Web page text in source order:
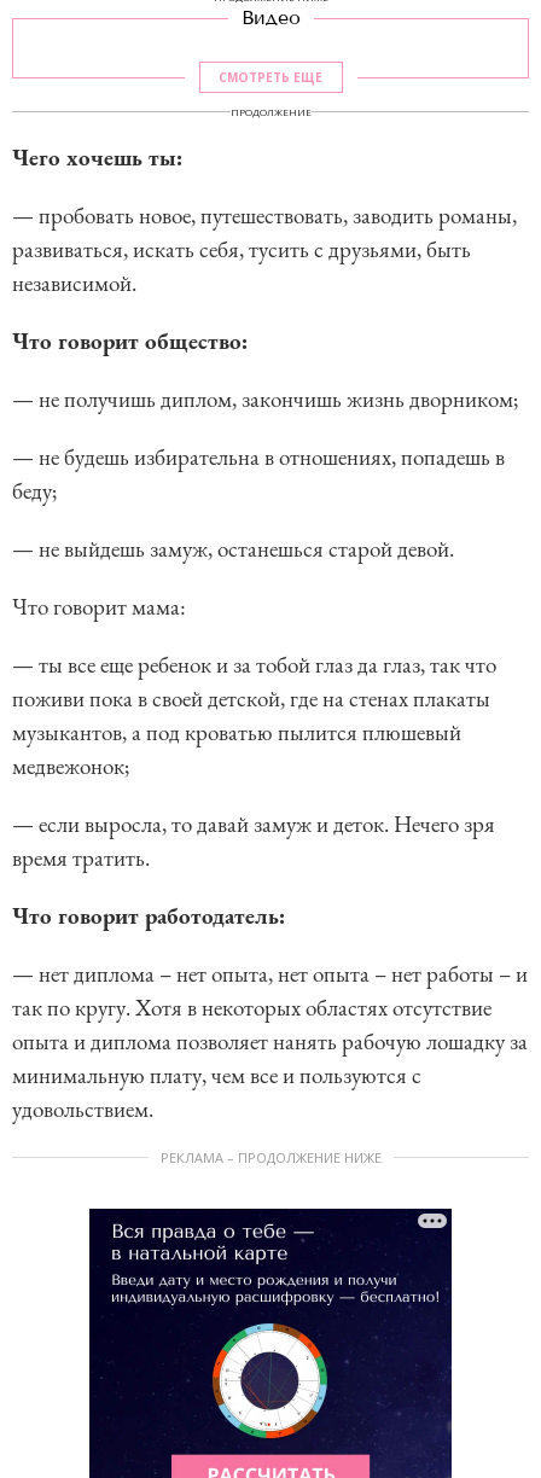
Видео
СМОТРЕТЬ ЕЩЕ
ПРОДОЛЖЕНИЕ
Чего хочешь ты:
— пробовать новое, путешествовать, заводить романы,
развиваться, искать себя, тусить с друзьями, быть
независимой.
Что говорит общество:
— не получишь диплом, закончишь жизнь дворником;
— не будешь избирательна в отношениях, попадешь в
беду;
— не выйдешь замуж, останешься старой девой.
Что говорит мама:
— ты все еще ребенок и за тобой глаз да глаз, так что
поживи пока в своей детской, где на стенах плакаты
музыкантов, а под кроватью пылится плюшевый
медвежонок;
— если выросла, то давай замуж и деток. Нечего зря
время тратить.
Что говорит работодатель:
— нет диплома – нет опыта, нет опыта – нет работы – и
так по кругу. Хотя в некоторых областях отсутствие
опыта и диплома позволяет нанять рабочую лошадку за
минимальную плату, чем все и пользуются с
удовольствием.
РЕКЛАМА – ПРОДОЛЖЕНИЕ НИЖЕ